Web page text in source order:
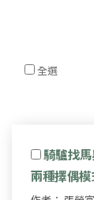
全選
騎驢找
兩種擇偶